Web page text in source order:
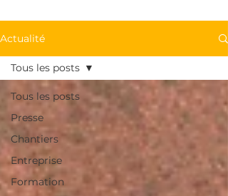
Actualité
Tous les posts
Presse
Chantiers
Entreprise
Formation
Tous les posts